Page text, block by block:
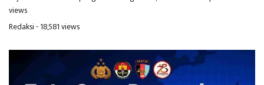
views
Redaksi- 18,581 views